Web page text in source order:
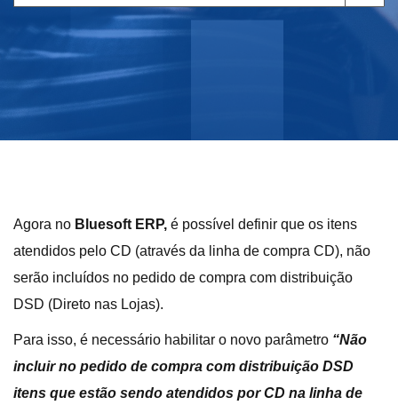
for:
Agora no Bluesoft ERP, é possível definir que os itens
atendidos pelo CD (através da linha de compra CD), não
serão incluídos no pedido de compra com distribuição
DSD (Direto nas Lojas).
Para isso, é necessário habilitar o novo parâmetro “Não
incluir no pedido de compra com distribuição DSD
itens que estão sendo atendidos por CD na linha de